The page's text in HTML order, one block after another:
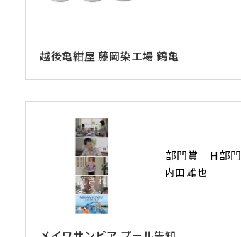
越後亀紺屋 藤岡染工場 鶴亀
部門賞 H部門
内田 雄也